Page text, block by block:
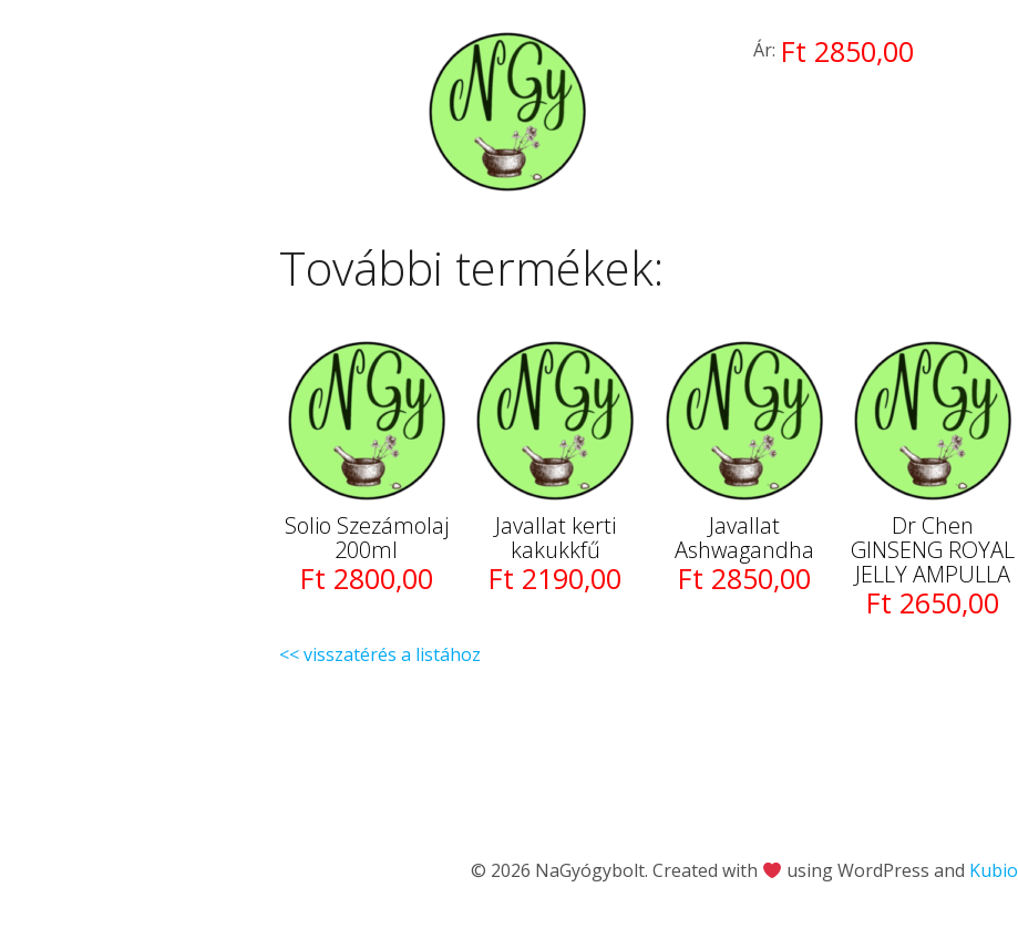
Ár: Ft 2850,00
További termékek:
Solio Szezámolaj
200ml
Ft 2800,00
Javallat kerti
kakukkfű
Ft 2190,00
Javallat
Ashwagandha
Ft 2850,00
Dr Chen
GINSENG ROYAL
JELLY AMPULLA
Ft 2650,00
<< visszatérés a listához
© 2026 NaGyógybolt. Created with using WordPress and Kubio